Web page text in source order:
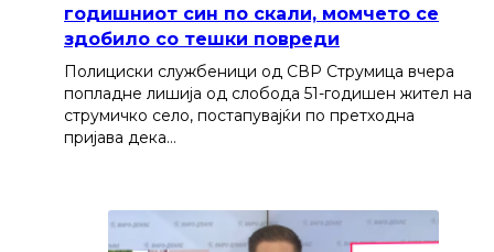
годишниот син по скали, момчето се
здобило со тешки повреди
Полициски службеници од СВР Струмица вчера
попладне лишија од слобода 51-годишен жител на
струмичко село, постапувајќи по претходна
пријава дека…